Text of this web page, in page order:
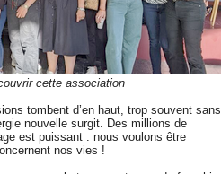
cette association
tombent d’en haut, trop souvent sans
nouvelle surgit. Des millions de
est puissant : nous voulons être
nos vies !